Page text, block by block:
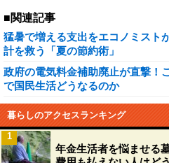
■関連記事
猛暑で増える支出をエコノミスト
計を救う「夏の節約術」
政府の電気料金補助廃止が直撃！
で国民生活どうなるのか
暮らしのアクセスランキング
年金生活者を悩ませる
1